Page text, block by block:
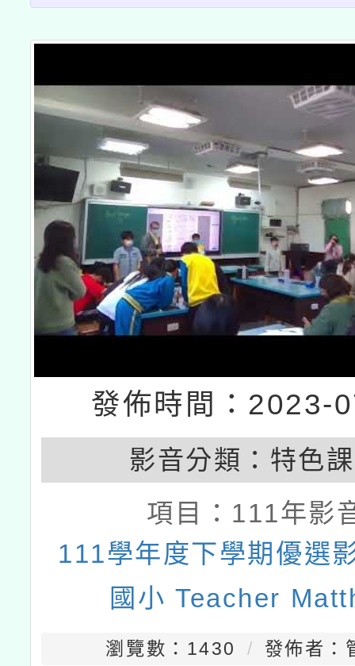
發佈時間：2023-
影音分類： 特色
項目： 111年影
111學年度下學期優選
國小 Teacher
瀏覽數：1430 發佈者：